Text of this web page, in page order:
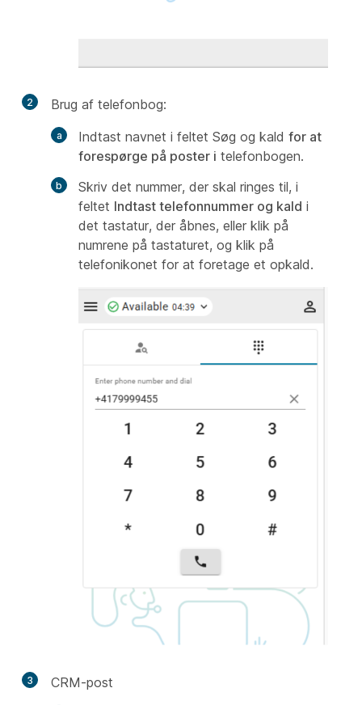
2
Brug af telefonbog:
Indtast navnet i feltet Søg og kald for at
forespørge på poster i telefonbogen.
Skriv det nummer, der skal ringes til, i
feltet Indtast telefonnummer og kald i
det tastatur, der åbnes, eller klik på
numrene på tastaturet, og klik på
telefonikonet for at foretage et opkald.
3
CRM-post